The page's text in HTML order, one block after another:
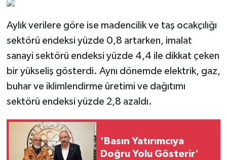
Aylık verilere göre ise madencilik ve taş ocakçılığı
sektörü endeksi yüzde 0,8 artarken, imalat
sanayi sektörü endeksi yüzde 4,4 ile dikkat çeken
bir yükseliş gösterdi. Aynı dönemde elektrik, gaz,
buhar ve iklimlendirme üretimi ve dağıtımı
sektörü endeksi yüzde 2,8 azaldı.
'Basın Yatırımcıya
Doğru Yolu Gösterir'